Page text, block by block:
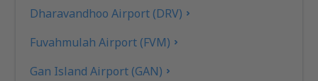
Dharavandhoo Airport (DRV)
Fuvahmulah Airport (FVM)
Gan Island Airport (GAN)